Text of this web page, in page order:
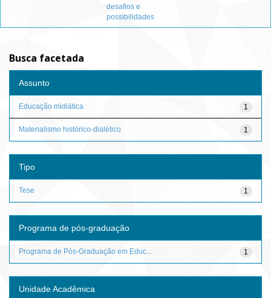
desafios e
possibilidades
Busca facetada
Assunto
1
Educação midiática
1
Materialismo histórico-dialético
Tipo
1
Tese
Programa de pós-graduação
1
Programa de Pós-Graduação em Educ...
Unidade Acadêmica